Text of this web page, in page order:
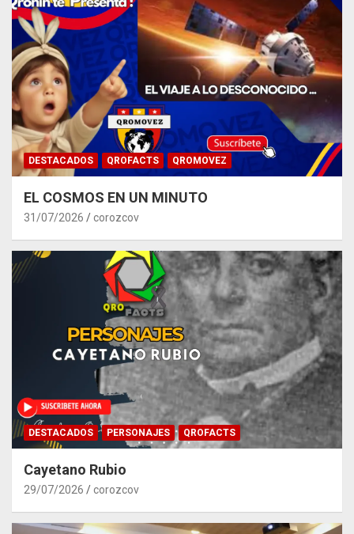
DESTACADOS QROFACTS QROMOVEZ
EL COSMOS EN UN MINUTO
31/07/2026 corozcov
DESTACADOS PERSONAJES QROFACTS
Cayetano Rubio
29/07/2026 corozcov